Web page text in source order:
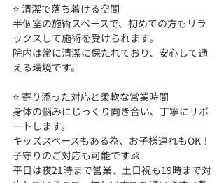
⭐ 清潔で落ち着ける空間
半個室の施術スペースで、初めての方もリラ
ックスして施術を受けられます。
院内は常に清潔に保たれており、安心して通
える環境です。
⭐ 寄り添った対応と柔軟な営業時間
身体の悩みにじっくり向き合い、丁寧にサポ
ートします。
キッズスペースもある為、お子様連れもOK！
子守りのご対応も可能です👶
平日は夜21時まで営業、土日祝も19時まで対